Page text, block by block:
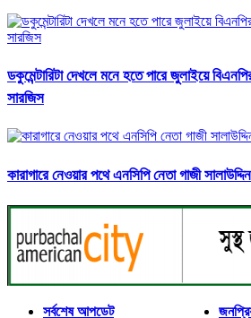
ডকুমেন্টারিটা দেখলে মনে হতে পারে জুলাইয়ে
সারজিস
কারাগারে নেওয়ার পথে এনসিপি নেতা গাজী
সর্বশেষ আপডেট